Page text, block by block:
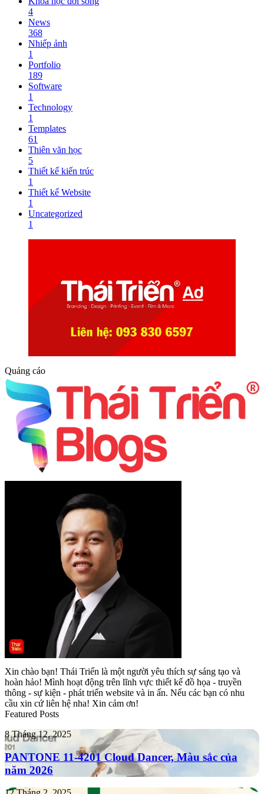
4
News
368
Nhiếp ảnh
1
Portfolio
189
Software
1
Technology
1
Templates
61
Thiên văn học
5
Thiết kế kiến trúc
1
Thiết kế Website
1
Uncategorized
1
Quảng cáo
Xin chào bạn! Thái Triển là một người yêu thích sự sáng tạo và
hoàn hảo! Mình hoạt động trên lĩnh vực thiết kế đồ họa - truyền
thông - sự kiện - phát triển website và in ấn. Nếu các bạn có nhu
cầu xin cứ liên hệ nha! Xin cảm ơn!
Featured Posts
PANTONE
11-
4201
Cloud
Dancer,
Màu
8 Tháng 12, 2025
PANTONE 11-4201 Cloud Dancer, Màu sắc của
năm 2026